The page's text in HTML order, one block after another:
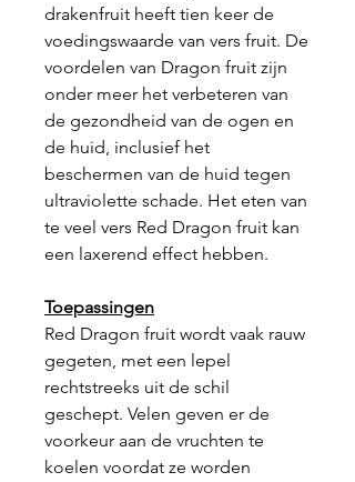
drakenfruit heeft tien keer de
voedingswaarde van vers fruit. De
voordelen van Dragon fruit zijn
onder meer het verbeteren van
de gezondheid van de ogen en
de huid, inclusief het
beschermen van de huid tegen
ultraviolette schade. Het eten van
te veel vers Red Dragon fruit kan
een laxerend effect hebben.
Toepassingen
Red Dragon fruit wordt vaak rauw
gegeten, met een lepel
rechtstreeks uit de schil
geschept. Velen geven er de
voorkeur aan de vruchten te
koelen voordat ze worden